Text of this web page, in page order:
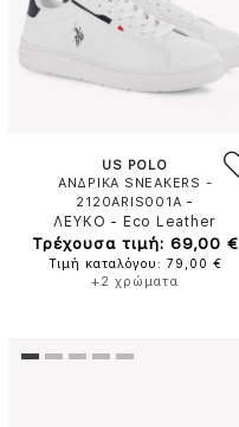
US POLO
ΑΝΔΡΙΚΑ SNEAKERS -
2120ARIS001A -
ΛΕΥΚΟ - Eco Leather
Τρέχουσα τιμή: 69,00 €
Τιμή καταλόγου: 79,00 €
+2 χρώματα